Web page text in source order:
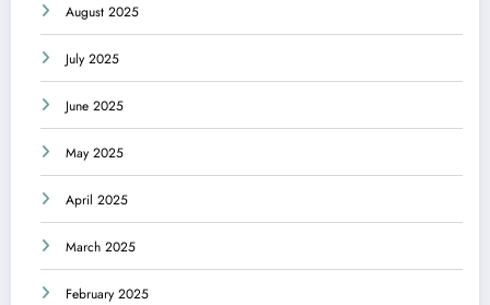
August 2025
July 2025
June 2025
May 2025
April 2025
March 2025
February 2025